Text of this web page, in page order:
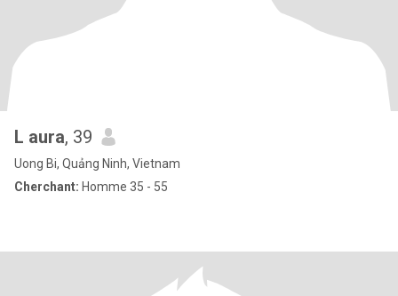
L aura, 39
Uong Bi, Quảng Ninh, Vietnam
Cherchant: Homme 35 - 55